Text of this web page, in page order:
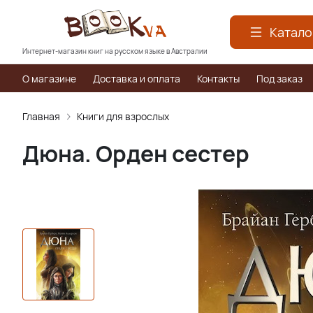
Интернет-магазин книг на русском языке в Австралии
О магазине Доставка и оплата Контакты Под заказ
Главная Книги для взрослых
Дюна. Орден сестер